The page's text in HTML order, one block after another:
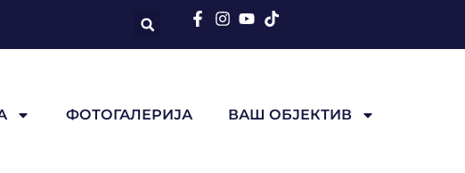
ФОТОГАЛЕРИЈА ВАШ ОБЈЕКТИВ